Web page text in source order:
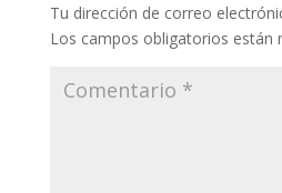
Tu dirección de correo
Los campos obligatorios están